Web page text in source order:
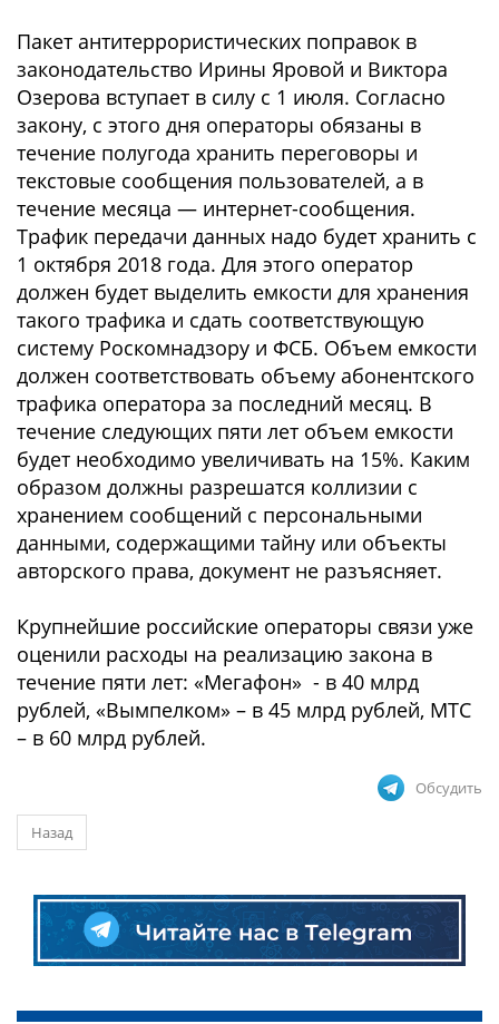
Пакет антитеррористических поправок в
законодательство Ирины Яровой и Виктора
Озерова вступает в силу с 1 июля. Согласно
закону, с этого дня операторы обязаны в
течение полугода хранить переговоры и
текстовые сообщения пользователей, а в
течение месяца — интернет-сообщения.
Трафик передачи данных надо будет хранить с
1 октября 2018 года. Для этого оператор
должен будет выделить емкости для хранения
такого трафика и сдать соответствующую
систему Роскомнадзору и ФСБ. Объем емкости
должен соответствовать объему абонентского
трафика оператора за последний месяц. В
течение следующих пяти лет объем емкости
будет необходимо увеличивать на 15%. Каким
образом должны разрешатся коллизии с
хранением сообщений с персональными
данными, содержащими тайну или объекты
авторского права, документ не разъясняет.
Крупнейшие российские операторы связи уже
оценили расходы на реализацию закона в
течение пяти лет: «Мегафон» - в 40 млрд
рублей, «Вымпелком» – в 45 млрд рублей, МТС
– в 60 млрд рублей.
Обсудить
Назад